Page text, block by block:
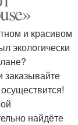
и красивом
экологически
найдёте